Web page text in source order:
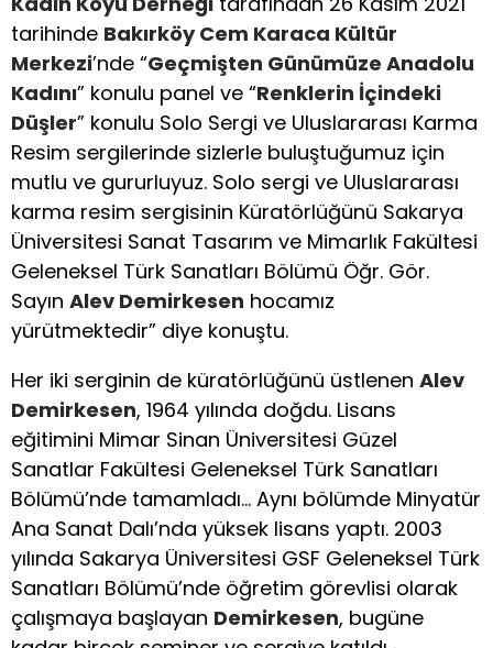
tarihinde Bakırköy Cem Karaca Kültür
Merkezi’nde “Geçmişten Günümüze Anadolu
Kadını” konulu panel ve “Renklerin İçindeki
Düşler” konulu Solo Sergi ve Uluslararası Karma
Resim sergilerinde sizlerle buluştuğumuz için
mutlu ve gururluyuz. Solo sergi ve Uluslararası
karma resim sergisinin Küratörlüğünü Sakarya
Üniversitesi Sanat Tasarım ve Mimarlık Fakültesi
Geleneksel Türk Sanatları Bölümü Öğr. Gör.
Sayın Alev Demirkesen hocamız
yürütmektedir” diye konuştu.
Her iki serginin de küratörlüğünü üstlenen Alev
Demirkesen, 1964 yılında doğdu. Lisans
eğitimini Mimar Sinan Üniversitesi Güzel
Sanatlar Fakültesi Geleneksel Türk Sanatları
Bölümü’nde tamamladı… Aynı bölümde Minyatür
Ana Sanat Dalı’nda yüksek lisans yaptı. 2003
yılında Sakarya Üniversitesi GSF Geleneksel Türk
Sanatları Bölümü’nde öğretim görevlisi olarak
çalışmaya başlayan Demirkesen, bugüne